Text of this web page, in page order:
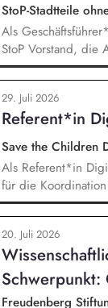
StoP-Stadtteile
Als
StoP Vorstand, die
Gesamtsteuerung
und des Vereins
sowie
29. Juli 2026
Referent*in
Save the Children
Als Referent*in
für die
Identifikation,
zum sensiblen
und -verbände,
Konzeption und
in Präsenz bei
20. Juli 2026
Schwerpunkt:
Freudenberg